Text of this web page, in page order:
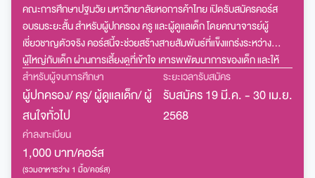
คณะการศึกษาปฐมวัย มหาวิทยาลัยหอการค้าไทย เปิดรับสมัครคอร์ส
อบรมระยะสั้น สำหรับผู้ปกครอง ครู และผู้ดูแลเด็ก โดยคณาจารย์ผู้
เชี่ยวชาญตัวจริง คอร์สนี้จะช่วยสร้างสายสัมพันธ์ที่แข็งแกร่งระหว่าง
ผู้ใหญ่กับเด็ก ผ่านการเลี้ยงดูที่เข้าใจ เคารพพัฒนาการของเด็ก และให้
พลังการเรียนรู้
สำหรับผู้จบการศึกษา
ผู้ปกครอง/ ครู/ ผู้ดูแลเด็ก/ ผู้
สนใจทั่วไป
ระยะเวลารับสมัคร
รับสมัคร 19 มี.ค. - 30 เม.ย.
2568
ค่าลงทะเบียน
1,000 บาท/คอร์ส
(รวมอาหารว่าง 1 มื้อ/คอร์ส)